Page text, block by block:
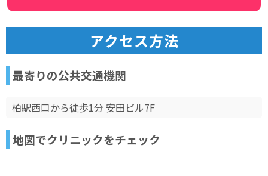
アクセス方法
最寄りの公共交通機関
柏駅西口から徒歩1分 安田ビル7F
地図でクリニックをチェック